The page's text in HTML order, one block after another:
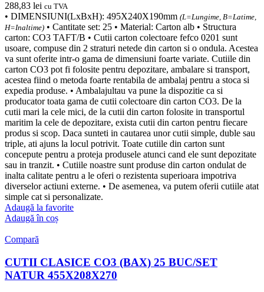
288,83 lei cu TVA
• DIMENSIUNI(LxBxH): 495X240X190mm (L=Lungime, B=Latime,
H=Inaltime) • Cantitate set: 25 • Material: Carton alb • Structura
carton: CO3 TAFT/B • Cutii carton colectoare fefco 0201 sunt
usoare, compuse din 2 straturi netede din carton si o ondula. Acestea
va sunt oferite intr-o gama de dimensiuni foarte variate. Cutiile din
carton CO3 pot fi folosite pentru depozitare, ambalare si transport,
acestea fiind o metoda foarte rentabila de ambalaj pentru a stoca si
expedia produse. • Ambalajultau va pune la dispozitie ca si
producator toata gama de cutii colectoare din carton CO3. De la
cutii mari la cele mici, de la cutii din carton folosite in transportul
maritim la cele de depozitare, exista cutii din carton pentru fiecare
produs si scop. Daca sunteti in cautarea unor cutii simple, duble sau
triple, ati ajuns la locul potrivit. Toate cutiile din carton sunt
concepute pentru a proteja produsele atunci cand ele sunt depozitate
sau in tranzit. • Cutiile noastre sunt produse din carton ondulat de
inalta calitate pentru a le oferi o rezistenta superioara impotriva
diverselor actiuni externe. • De asemenea, va putem oferii cutiile atat
simple cat si personalizate.
Adaugă la favorite
Adaugă în coș
Compară
CUTII CLASICE CO3 (BAX) 25 BUC/SET
NATUR 455X208X270